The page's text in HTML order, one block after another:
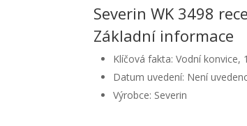
Severin WK 3498
Základní informace
Klíčová fakta: Vodní konvice,
Datum uvedení: Není
Výrobce: Severin